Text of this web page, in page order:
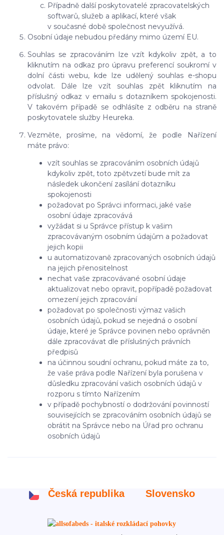
Případně další poskytovatelé zpracovatelských
softwarů, služeb a aplikací, které však
v současné době společnost nevyužívá.
Osobní údaje nebudou předány mimo území EU.
Souhlas se zpracováním lze vzít kdykoliv zpět, a to
kliknutím na odkaz pro úpravu preferencí soukromí v
dolní části webu, kde lze udělený souhlas e-shopu
odvolat. Dále lze vzít souhlas zpět kliknutím na
příslušný odkaz v emailu s dotazníkem spokojenosti.
V takovém případě se odhlásíte z odběru na straně
poskytovatele služby Heureka.
Vezměte, prosíme, na vědomí, že podle Nařízení
máte právo:
vzít souhlas se zpracováním osobních údajů
kdykoliv zpět, toto zpětvzetí bude mít za
následek ukončení zasílání dotazníku
spokojenosti
požadovat po Správci informaci, jaké vaše
osobní údaje zpracovává
vyžádat si u Správce přístup k vašim
zpracovávaným osobním údajům a požadovat
jejich kopii
u automatizovaně zpracovaných osobních údajů
na jejich přenositelnost
nechat vaše zpracovávané osobní údaje
aktualizovat nebo opravit, popřípadě požadovat
omezení jejich zpracování
požadovat po společnosti výmaz vašich
osobních údajů, pokud se nejedná o osobní
údaje, které je Správce povinen nebo oprávněn
dále zpracovávat dle příslušných právních
předpisů
na účinnou soudní ochranu, pokud máte za to,
že vaše práva podle Nařízení byla porušena v
důsledku zpracování vašich osobních údajů v
rozporu s tímto Nařízením
v případě pochybností o dodržování povinností
souvisejících se zpracováním osobních údajů se
obrátit na Správce nebo na Úřad pro ochranu
osobních údajů
Česká republika Slovensko